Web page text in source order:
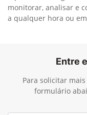
monitorar, analisar e
a qualquer hora ou
Entre
Para solicitar
formulário